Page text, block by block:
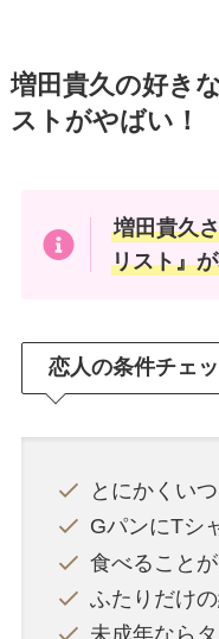
増田貴久の好き
ストがやばい！
増田貴久
リスト』
恋人の条件チェ
とにかくい
GパンにTシ
食べること
ふたりだけ